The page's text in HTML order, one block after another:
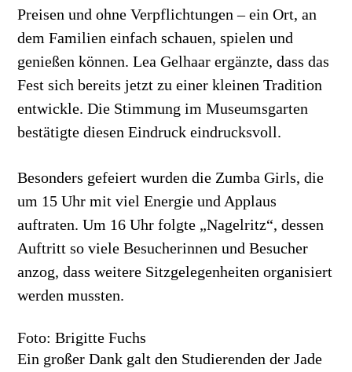
Preisen und ohne Verpflichtungen – ein Ort, an
dem Familien einfach schauen, spielen und
genießen können. Lea Gelhaar ergänzte, dass das
Fest sich bereits jetzt zu einer kleinen Tradition
entwickle. Die Stimmung im Museumsgarten
bestätigte diesen Eindruck eindrucksvoll.
Besonders gefeiert wurden die Zumba Girls, die
um 15 Uhr mit viel Energie und Applaus
auftraten. Um 16 Uhr folgte „Nagelritz“, dessen
Auftritt so viele Besucherinnen und Besucher
anzog, dass weitere Sitzgelegenheiten organisiert
werden mussten.
Foto: Brigitte Fuchs
Ein großer Dank galt den Studierenden der Jade